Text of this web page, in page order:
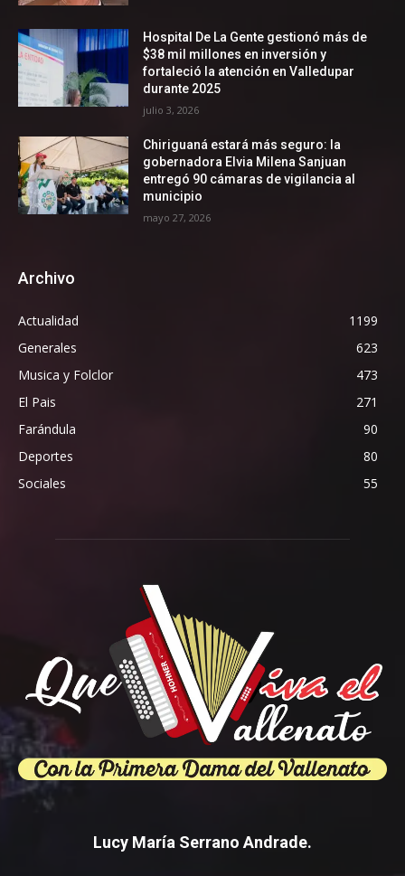
Hospital De La Gente gestionó más de
$38 mil millones en inversión y
fortaleció la atención en Valledupar
durante 2025
julio 3, 2026
Chiriguaná estará más seguro: la
gobernadora Elvia Milena Sanjuan
entregó 90 cámaras de vigilancia al
municipio
mayo 27, 2026
Archivo
Actualidad
1199
Generales
623
Musica y Folclor
473
El Pais
271
Farándula
90
Deportes
80
Sociales
55
Lucy María Serrano Andrade.